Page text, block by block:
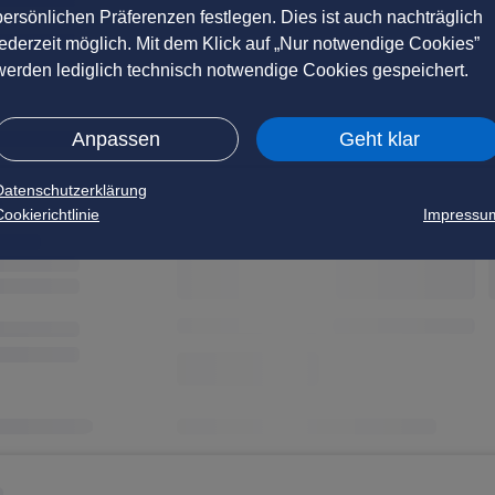
Präferenzen festlegen. Dies ist auch nachträglich
möglich. Mit dem Klick auf „Nur notwendige Cookies”
lediglich technisch notwendige Cookies gespeichert.
Anpassen Geht klar